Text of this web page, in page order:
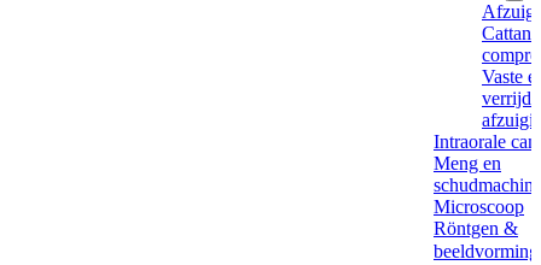
Cattani
Vaste
Intraorale
Meng en
Microscoop
Röntgen &
beeldvorming